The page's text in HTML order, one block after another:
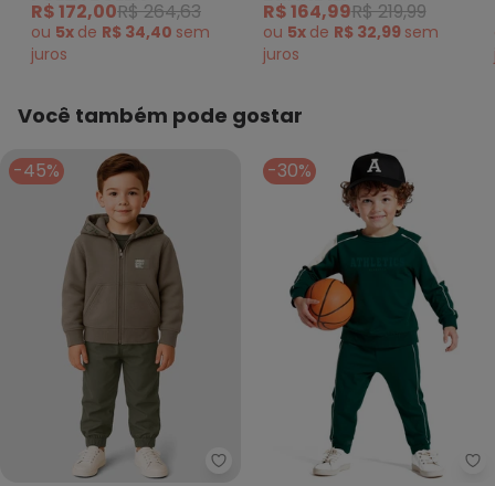
R$ 172,00R$ 264,63
ou 5x de R$ 34,40 sem
juros
Verde
R$ 164,99R$ 219,99
ou 5x de R$ 32,99 sem
juros
Você também pode gostar
-45%
Carinhoso - Conjunto Sport
-30%